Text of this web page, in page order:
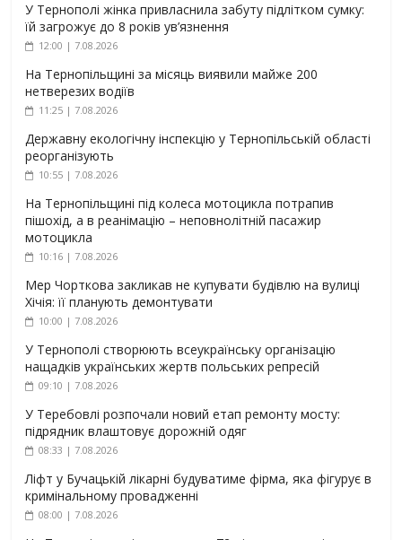
У Тернополі жінка привласнила забуту підлітком сумку:
їй загрожує до 8 років ув’язнення
12:00 | 7.08.2026
На Тернопільщині за місяць виявили майже 200
нетверезих водіїв
11:25 | 7.08.2026
Державну екологічну інспекцію у Тернопільській області
реорганізують
10:55 | 7.08.2026
На Тернопільщині під колеса мотоцикла потрапив
пішохід, а в реанімацію – неповнолітній пасажир
мотоцикла
10:16 | 7.08.2026
Мер Чорткова закликав не купувати будівлю на вулиці
Хічія: її планують демонтувати
10:00 | 7.08.2026
У Тернополі створюють всеукраїнську організацію
нащадків українських жертв польських репресій
09:10 | 7.08.2026
У Теребовлі розпочали новий етап ремонту мосту:
підрядник влаштовує дорожній одяг
08:33 | 7.08.2026
Ліфт у Бучацькій лікарні будуватиме фірма, яка фігурує в
кримінальному провадженні
08:00 | 7.08.2026